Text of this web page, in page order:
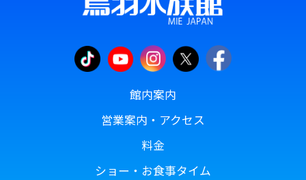
館内案内
営業案内・アクセス
料金
ショー・お食事タイム